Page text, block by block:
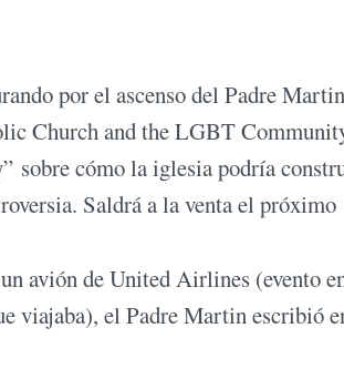
por el ascenso del Padre
Church and the LGBT
sobre cómo la iglesia podría
Saldrá a la venta el
avión de United Airlines (evento
viajaba), el Padre Martin escribió